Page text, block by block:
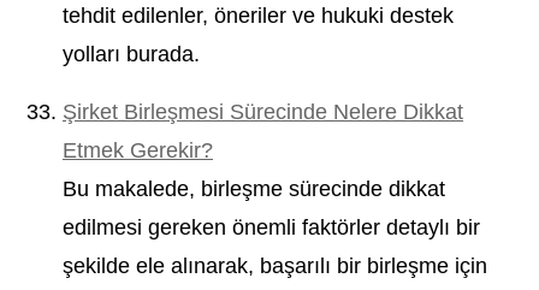
tehdit edilenler, öneriler ve hukuki destek
yolları burada.
Şirket Birleşmesi Sürecinde Nelere Dikkat
Etmek Gerekir?
Bu makalede, birleşme sürecinde dikkat
edilmesi gereken önemli faktörler detaylı bir
şekilde ele alınarak, başarılı bir birleşme için